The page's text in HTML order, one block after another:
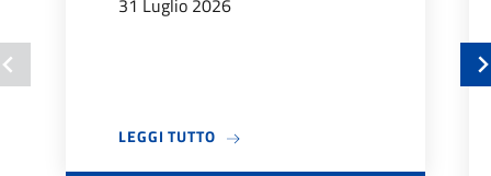
31 Luglio 2026
LEGGI TUTTOA PROPOSITO DI BANDO TUTOR